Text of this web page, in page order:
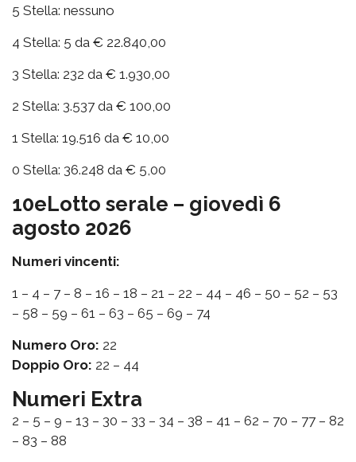
5 Stella: nessuno
4 Stella: 5 da € 22.840,00
3 Stella: 232 da € 1.930,00
2 Stella: 3.537 da € 100,00
1 Stella: 19.516 da € 10,00
0 Stella: 36.248 da € 5,00
10eLotto serale – giovedì 6
agosto 2026
Numeri vincenti:
1 – 4 – 7 – 8 – 16 – 18 – 21 – 22 – 44 – 46 – 50 – 52 – 53
– 58 – 59 – 61 – 63 – 65 – 69 – 74
Numero Oro: 22
Doppio Oro: 22 – 44
Numeri Extra
2 – 5 – 9 – 13 – 30 – 33 – 34 – 38 – 41 – 62 – 70 – 77 – 82
– 83 – 88